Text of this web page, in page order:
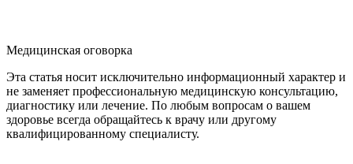
Медицинская оговорка
Эта статья носит исключительно информационный характер и
не заменяет профессиональную медицинскую консультацию,
диагностику или лечение. По любым вопросам о вашем
здоровье всегда обращайтесь к врачу или другому
квалифицированному специалисту.